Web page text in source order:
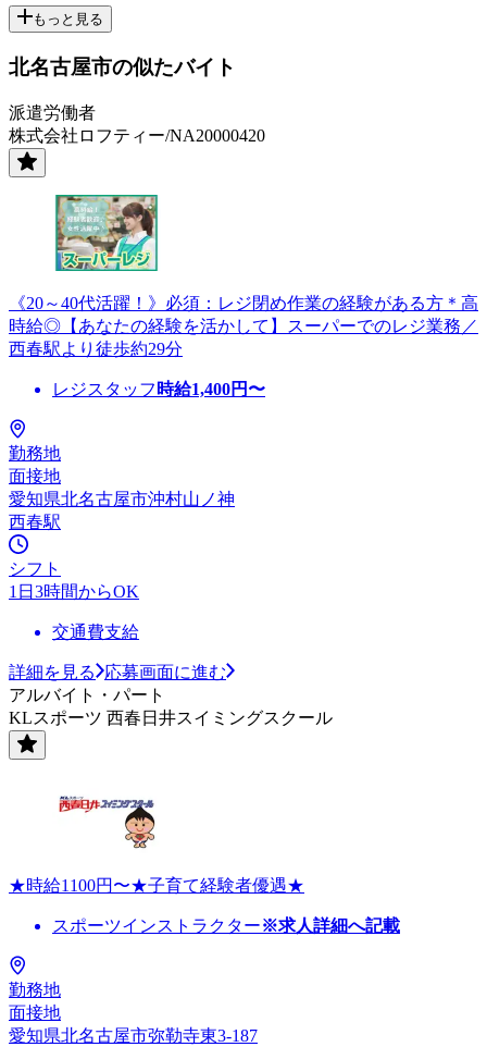
もっと見る
北名古屋市の似たバイト
派遣労働者
株式会社ロフティー/NA20000420
《20～40代活躍！》必須：レジ閉め作業の経験がある方＊高
時給◎【あなたの経験を活かして】スーパーでのレジ業務／
西春駅より徒歩約29分
レジスタッフ 時給1,400円〜
勤務地
面接地
愛知県北名古屋市沖村山ノ神
西春駅
シフト
1日3時間からOK
交通費支給
詳細を見る
応募画面に進む
アルバイト・パート
KLスポーツ 西春日井スイミングスクール
★時給1100円〜★子育て経験者優遇★
スポーツインストラクター※求人詳細へ記載
勤務地
面接地
愛知県北名古屋市弥勒寺東3-187